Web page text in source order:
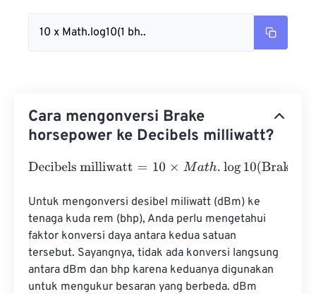
10 x Math.log10(1 bh..
Cara mengonversi Brake
horsepower ke Decibels milliwatt?
Decibels milliwatt=10 ×M ath .log10(Brake horsepower
Untuk mengonversi desibel miliwatt (dBm) ke
tenaga kuda rem (bhp), Anda perlu mengetahui
faktor konversi daya antara kedua satuan
tersebut. Sayangnya, tidak ada konversi langsung
antara dBm dan bhp karena keduanya digunakan
untuk mengukur besaran yang berbeda. dBm